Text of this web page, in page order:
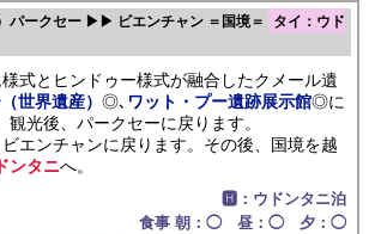
パークセー ▶▶ ビエンチャン ＝国境＝ タイ：ウド
式とヒンドゥー様式が融合したクメール遺
世界遺産） ◎､ ワット・プー遺跡展示館◎に
観光後、パークセーに戻ります。
エンチャンに戻ります。その後、国境を越
ンタニへ。
🅷：ウドンタニ泊
食事 朝：◯ 昼：◯ 夕：◯